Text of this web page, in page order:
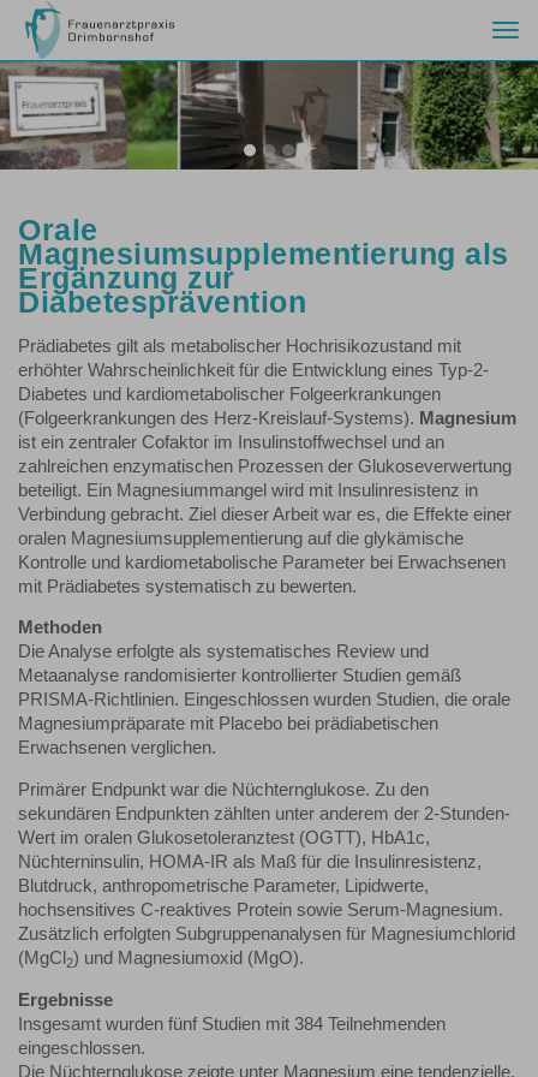
Previous
Orale
Magnesiumsupplementierung als
Ergänzung zur
Diabetesprävention
Prädiabetes gilt als metabolischer Hochrisikozustand mit
erhöhter Wahrscheinlichkeit für die Entwicklung eines Typ-2-
Diabetes und kardiometabolischer Folgeerkrankungen
(Folgeerkrankungen des Herz-Kreislauf-Systems). Magnesium
ist ein zentraler Cofaktor im Insulinstoffwechsel und an
zahlreichen enzymatischen Prozessen der Glukoseverwertung
beteiligt. Ein Magnesiummangel wird mit Insulinresistenz in
Verbindung gebracht. Ziel dieser Arbeit war es, die Effekte einer
oralen Magnesiumsupplementierung auf die glykämische
Kontrolle und kardiometabolische Parameter bei Erwachsenen
mit Prädiabetes systematisch zu bewerten.
Methoden
Die Analyse erfolgte als systematisches Review und
Metaanalyse randomisierter kontrollierter Studien gemäß
PRISMA-Richtlinien. Eingeschlossen wurden Studien, die orale
Magnesiumpräparate mit Placebo bei prädiabetischen
Erwachsenen verglichen.
Primärer Endpunkt war die Nüchternglukose. Zu den
sekundären Endpunkten zählten unter anderem der 2-Stunden-
Wert im oralen Glukosetoleranztest (OGTT), HbA1c,
Nüchterninsulin, HOMA-IR als Maß für die Insulinresistenz,
Blutdruck, anthropometrische Parameter, Lipidwerte,
hochsensitives C-reaktives Protein sowie Serum-Magnesium.
Zusätzlich erfolgten Subgruppenanalysen für Magnesiumchlorid
(MgCl 2) und Magnesiumoxid (MgO).
Ergebnisse
Insgesamt wurden fünf Studien mit 384 Teilnehmenden
eingeschlossen.
Die Nüchternglukose zeigte unter Magnesium eine tendenzielle,